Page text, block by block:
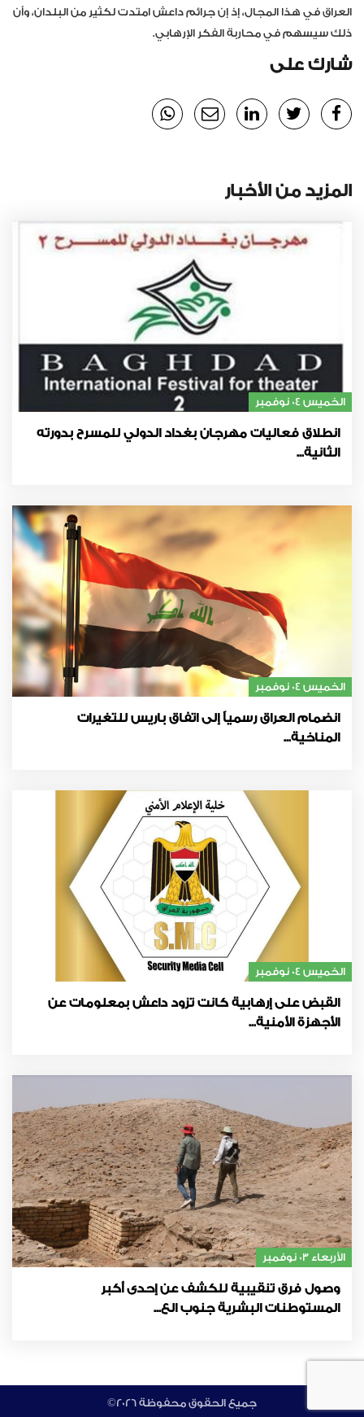
العراق في هذا المجال، إذ إن جرائم داعش امتدت لكثير من البلدان، وأن
ذلك سيسهم في محاربة الفكر الإرهابي.
شارك على
المزيد من الأخبار
الخميس 04 نوفمبر
انطلاق فعاليات مهرجان بغداد الدولي للمسرح بدورته
الثانية...
الخميس 04 نوفمبر
انضمام العراق رسمياً إلى اتفاق باريس للتغيرات
المناخية...
الخميس 04 نوفمبر
القبض على إرهابية كانت تزود داعش بمعلومات عن
الأجهزة الأمنية...
الأربعاء 03 نوفمبر
وصول فرق تنقيبية للكشف عن إحدى أكبر
المستوطنات البشرية جنوب الع...
©جميع الحقوق محفوظة 2026